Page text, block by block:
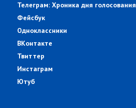
Телеграм: Хроника дня голосования
Фейсбук
Одноклассники
ВКонтакте
Твиттер
Инстаграм
Ютуб